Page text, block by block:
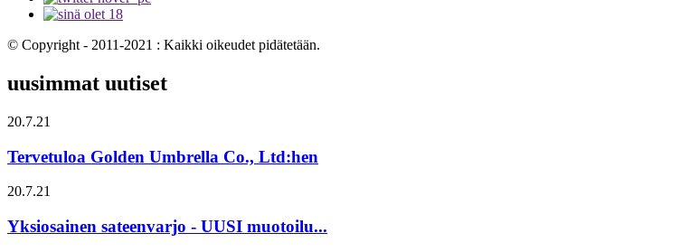
© Copyright - 2011-2021 : Kaikki oikeudet pidätetään.
uusimmat uutiset
20.7.21
Tervetuloa Golden Umbrella Co., Ltd:hen
20.7.21
Yksiosainen sateenvarjo - UUSI muotoilu...